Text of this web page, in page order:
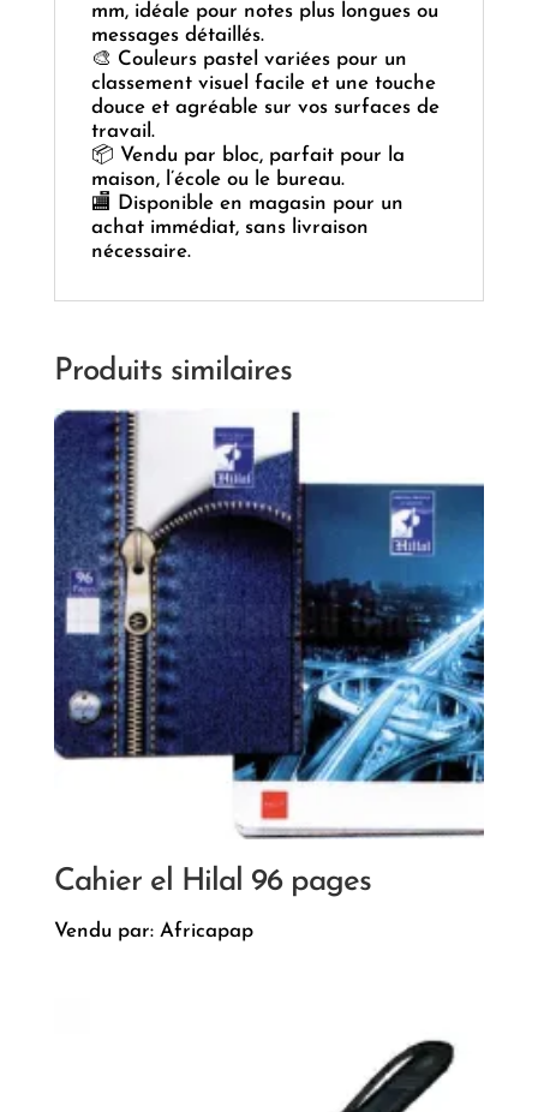
mm, idéale pour notes plus longues ou
messages détaillés.
🎨 Couleurs pastel variées pour un
classement visuel facile et une touche
douce et agréable sur vos surfaces de
travail.
📦 Vendu par bloc, parfait pour la
maison, l’école ou le bureau.
🏬 Disponible en magasin pour un
achat immédiat, sans livraison
nécessaire.
Produits similaires
Cahier el Hilal 96 pages
Vendu par: Africapap